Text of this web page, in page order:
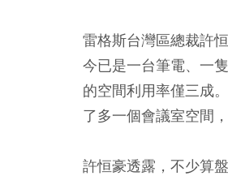
雷格斯台灣區總裁許
今已是一台筆電、一
的空間利用率僅三成
了多一個會議室空間
許恒豪透露，不少算